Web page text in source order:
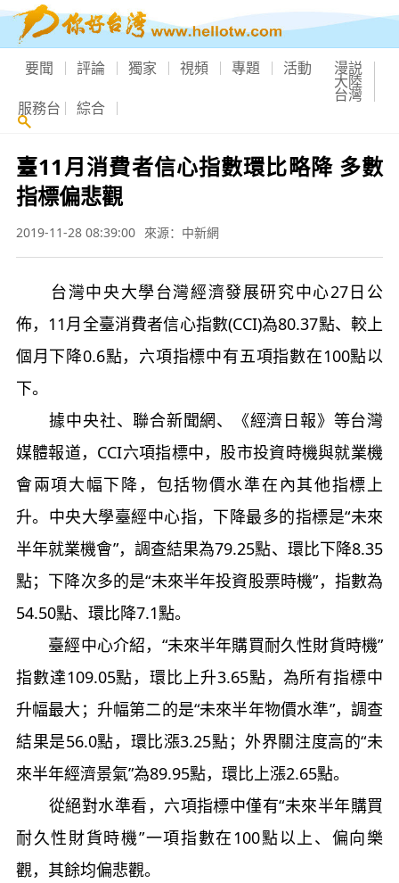
要聞 評論 獨家 視頻 專題 活動 漫説
大陸
台灣
服務台 綜合
臺11月消費者信心指數環比略降 多數
指標偏悲觀
2019-11-28 08:39:00 來源：中新網
台灣中央大學台灣經濟發展研究中心27日公
佈，11月全臺消費者信心指數(CCI)為80.37點、較上
個月下降0.6點，六項指標中有五項指數在100點以
下。
據中央社、聯合新聞網、《經濟日報》等台灣
媒體報道，CCI六項指標中，股市投資時機與就業機
會兩項大幅下降，包括物價水準在內其他指標上
升。中央大學臺經中心指，下降最多的指標是“未來
半年就業機會”，調查結果為79.25點、環比下降8.35
點；下降次多的是“未來半年投資股票時機”，指數為
54.50點、環比降7.1點。
臺經中心介紹，“未來半年購買耐久性財貨時機”
指數達109.05點，環比上升3.65點，為所有指標中
升幅最大；升幅第二的是“未來半年物價水準”，調查
結果是56.0點，環比漲3.25點；外界關注度高的“未
來半年經濟景氣”為89.95點，環比上漲2.65點。
從絕對水準看，六項指標中僅有“未來半年購買
耐久性財貨時機”一項指數在100點以上、偏向樂
觀，其餘均偏悲觀。